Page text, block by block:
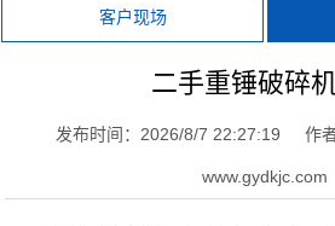
客户现场
二手重锤破碎
发布时间：2026/8/7 22:27:19 作
www.gydkjc.com